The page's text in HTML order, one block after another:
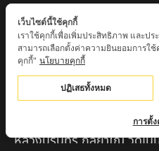
หลวงปู่หนู นรินโท วัดวังท่าดี
ครูบาทอง วัดก้อท่า จ.ลำพูน
ครูบาตุ๊เจ้าปู่หว่าหลิ่ง วิระทะโ
จ.เชียงใหม่
ครูบาศรี สุจิตโต บ้านสบก๋ง จ.
หลวงปู่รินทร์ กลฺยาโณ วัดเ
เว็บไซต์นี้ใช้คุกกี้
เราใช้คุกกี้เพื่อเพิ่มประสิทธิภาพ และ
สามารถเลือกตั้งค่าความยินยอมการใ
คุกกี้" นโยบายคุกกี้
ปฏิเสธทั้งหมด
การตั้